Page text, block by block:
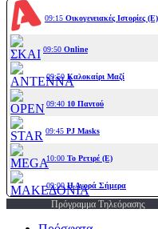
Πρόγραμμα Τηλεόρασης